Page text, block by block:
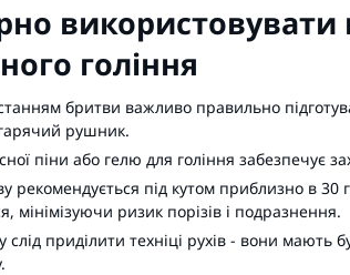
використовувати
гоління
бритви важливо правильно
рушник.
піни або гелю для гоління забезпечує
рекомендується під кутом приблизно в 30
мінімізуючи ризик порізів і подразнення.
слід приділити техніці рухів - вони